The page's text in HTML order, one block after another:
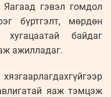
гэвэл гомдол
бүртгэлт, мөрдөн
байдаг
ажилладаг.
яаж тэмцэж